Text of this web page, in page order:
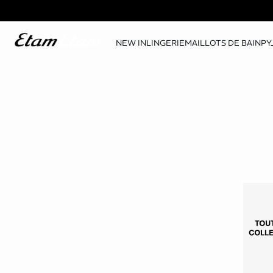
NEW INLINGERIEMAILLOTS DE BAIN